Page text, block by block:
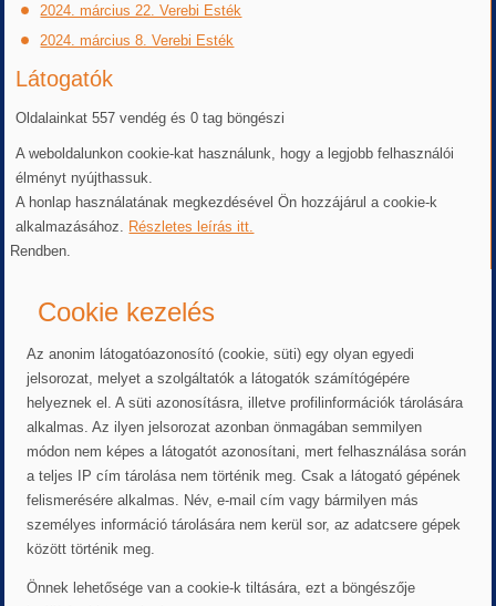
2024. március 22. Verebi Esték
2024. március 8. Verebi Esték
Látogatók
Oldalainkat 557 vendég és 0 tag böngészi
A weboldalunkon cookie-kat használunk, hogy a legjobb felhasználói
élményt nyújthassuk.
A honlap használatának megkezdésével Ön hozzájárul a cookie-k
alkalmazásához. Részletes leírás itt.
Rendben.
Cookie kezelés
Az anonim látogatóazonosító (cookie, süti) egy olyan egyedi
jelsorozat, melyet a szolgáltatók a látogatók számítógépére
helyeznek el. A süti azonosításra, illetve profilinformációk tárolására
alkalmas. Az ilyen jelsorozat azonban önmagában semmilyen
módon nem képes a látogatót azonosítani, mert felhasználása során
a teljes IP cím tárolása nem történik meg. Csak a látogató gépének
felismerésére alkalmas. Név, e-mail cím vagy bármilyen más
személyes információ tárolására nem kerül sor, az adatcsere gépek
között történik meg.
Önnek lehetősége van a cookie-k tiltására, ezt a böngészője